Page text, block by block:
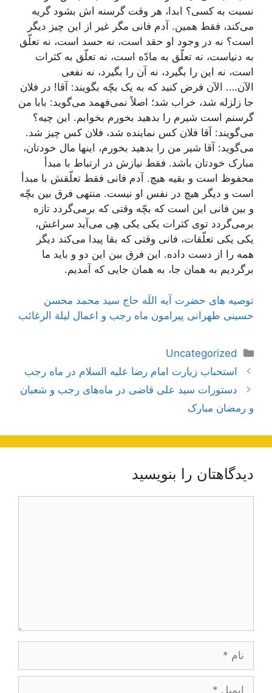
نسبت به کسی؟ ابدا، هر وقت گرسنه اش بشود گریه
می‌کند، فقط همین. آدم فانی مگر غیر از این چیز دیگر
است؟ نه در وجود او حقد است، نه حسد است،‌ نه تعلّق
به دنیاست، نه تعلّق به مادّه است، نه تعلّق به کثرات
است، نه این را بگیرد،‌ نه آن را بگیرد، نه نفعی
الآن…. الآن فرض کنید که به یک بچّه بگویند: آقا! در فلان
جا زلزله شد، خراب شد؛ اصلاً نمی‌فهمد می‌گوید: بابا من
گرسنم است شیرم را بدهید بخورم بخوابم. این چیه؟
می‌گویند: آقا فلان کس نماینده شد، فلان کس چیز شد.
می‌گوید: آقا شیر من را بدهید بخورم، اینها مال خودتان،
مبارک خودتان باشد. فقط نیازش در ارتباط با مبدأ
محفوظ است و بقیه هیچ. آدم فانی فقط تعلّقش با مبدأ
است و دیگر هیچ در نفس او نیست. منتهی فرق بین بچّه
و بین فانی این است که بچّه وقتی که برمی‌گردد تازه
برمی‌گردد توی کثرات یکی یکی هِی می‌آید سراغش،
یکی یکی تعلّقات، فانی وقتی که بقا پیدا می‌کند دیگر
همه را از دست داده. این فرق بین این دو و باید ما
برگردیم به همان جا، به همان جایی که آمدیم.
توصیه های حضرت آیه اللَه حاج سید محمد محسن
حسینی طهرانی پیرامون ماه رجب و اعمال لیلة الرغائب
دسته‌ها
Uncategorized
ناوبری
نوشته‌ها
استحباب زيارت امام رضا عليه السلام در ماه رجب
دستورات سید علی قاضی در ماه‌های رجب و شعبان
و رمضان مبارک
دیدگاهتان را بنویسید